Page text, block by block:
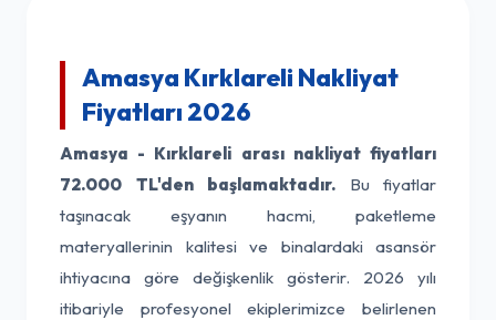
Amasya Kırklareli Nakliyat
Fiyatları 2026
Amasya - Kırklareli arası nakliyat fiyatları
72.000 TL'den başlamaktadır. Bu fiyatlar
taşınacak eşyanın hacmi, paketleme
materyallerinin kalitesi ve binalardaki asansör
ihtiyacına göre değişkenlik gösterir. 2026 yılı
itibariyle profesyonel ekiplerimizce belirlenen